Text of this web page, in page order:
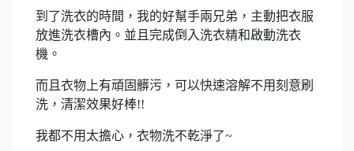
到了洗衣的時間，我的好幫手兩兄弟，主動把衣服
放進洗衣槽內。並且完成倒入洗衣精和啟動洗衣
機。
而且衣物上有頑固髒污，可以快速溶解不用刻意刷
洗，清潔效果好棒!!
我都不用太擔心，衣物洗不乾淨了~